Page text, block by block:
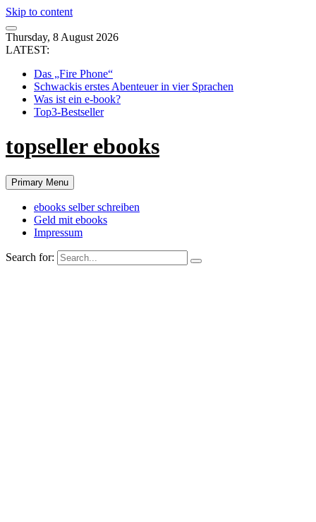
Skip to content
Thursday, 8 August 2026
LATEST:
Das „Fire Phone“
Schwackis erstes Abenteuer in vier Sprachen
Was ist ein e-book?
Top3-Bestseller
topseller ebooks
Primary Menu
ebooks selber schreiben
Geld mit ebooks
Impressum
Search for: